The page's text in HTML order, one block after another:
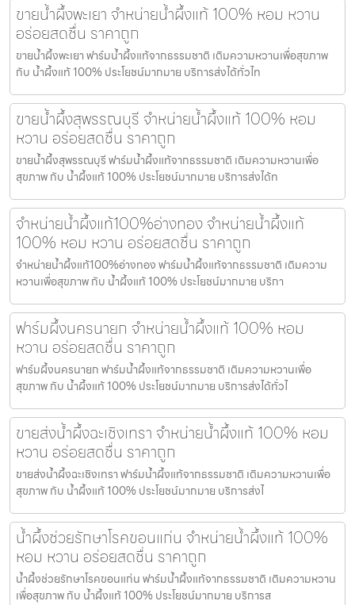
ขายน้ำผึ้งพะเยา จำหน่ายน้ำผึ้งแท้ 100% หอม หวาน
อร่อยสดชื่น ราคาถูก
ขายน้ำผึ้งพะเยา ฟาร์มน้ำผึ้งแท้จากธรรมชาติ เติมความหวานเพื่อสุขภาพ
กับ น้ำผึ้งแท้ 100% ประโยชน์มากมาย บริการส่งได้ทั่วไท
ขายน้ำผึ้งสุพรรณบุรี จำหน่ายน้ำผึ้งแท้ 100% หอม
หวาน อร่อยสดชื่น ราคาถูก
ขายน้ำผึ้งสุพรรณบุรี ฟาร์มน้ำผึ้งแท้จากธรรมชาติ เติมความหวานเพื่อ
สุขภาพ กับ น้ำผึ้งแท้ 100% ประโยชน์มากมาย บริการส่งได้ท
จำหน่ายน้ำผึ้งแท้100%อ่างทอง จำหน่ายน้ำผึ้งแท้
100% หอม หวาน อร่อยสดชื่น ราคาถูก
จำหน่ายน้ำผึ้งแท้100%อ่างทอง ฟาร์มน้ำผึ้งแท้จากธรรมชาติ เติมความ
หวานเพื่อสุขภาพ กับ น้ำผึ้งแท้ 100% ประโยชน์มากมาย บริกา
ฟาร์มผึ้งนครนายก จำหน่ายน้ำผึ้งแท้ 100% หอม
หวาน อร่อยสดชื่น ราคาถูก
ฟาร์มผึ้งนครนายก ฟาร์มน้ำผึ้งแท้จากธรรมชาติ เติมความหวานเพื่อ
สุขภาพ กับ น้ำผึ้งแท้ 100% ประโยชน์มากมาย บริการส่งได้ทั่วไ
ขายส่งน้ำผึ้งฉะเชิงเทรา จำหน่ายน้ำผึ้งแท้ 100% หอม
หวาน อร่อยสดชื่น ราคาถูก
ขายส่งน้ำผึ้งฉะเชิงเทรา ฟาร์มน้ำผึ้งแท้จากธรรมชาติ เติมความหวานเพื่อ
สุขภาพ กับ น้ำผึ้งแท้ 100% ประโยชน์มากมาย บริการส่งไ
น้ำผึ้งช่วยรักษาโรคขอนแก่น จำหน่ายน้ำผึ้งแท้ 100%
หอม หวาน อร่อยสดชื่น ราคาถูก
น้ำผึ้งช่วยรักษาโรคขอนแก่น ฟาร์มน้ำผึ้งแท้จากธรรมชาติ เติมความหวาน
เพื่อสุขภาพ กับ น้ำผึ้งแท้ 100% ประโยชน์มากมาย บริการส